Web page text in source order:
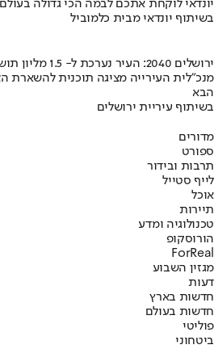
יונדאי לוקחת אתכם לבמה הכי גדולה בעולם
בשיתוף יונדאי מבית כלמוביל
ירושלים 2040: העיר נערכת ל- 1.5 מליון תושבים
מנכ"לית העירייה מציגה תוכנית להשארת
הבא
בשיתוף עיריית ירושלים
מדורים
ספורט
תרבות ובידור
לייף סטייל
אוכל
תיירות
טכנולוגיה ומדע
הורוסקופ
ForReal
מגזין השבוע
דעות
חדשות בארץ
חדשות בעולם
פוליטי
ביטחוני